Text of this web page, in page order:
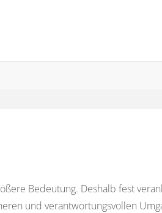
Bedeutung. Deshalb fest
und verantwortungsvollen